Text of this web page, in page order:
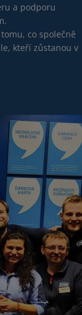
a podporu
co společně
kteří zůstanou v